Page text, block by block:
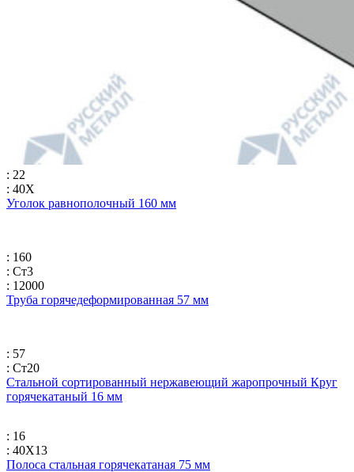
: 22
: 40Х
Уголок равнополочный 160 мм
: 160
: Ст3
: 12000
Труба горячедеформированная 57 мм
: 57
: Ст20
Стальной сортированный нержавеющий жаропрочный Круг
горячекатаный 16 мм
: 16
: 40Х13
Полоса стальная горячекатаная 75 мм